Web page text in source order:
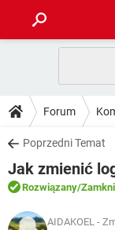
GRY
SPOTIFY
INSTAGRAM
WINDOWS 10
PORADY
PlayStation
SPOTIFY
INSTAGRAM
DO POBRANIA
ANDROID
GRY
IOS
FORUM
COVID-19
ARTYKUŁY
Forum
Poprzedni Temat
Jak zmienić
Rozwiązany/
AIDAKOEL -